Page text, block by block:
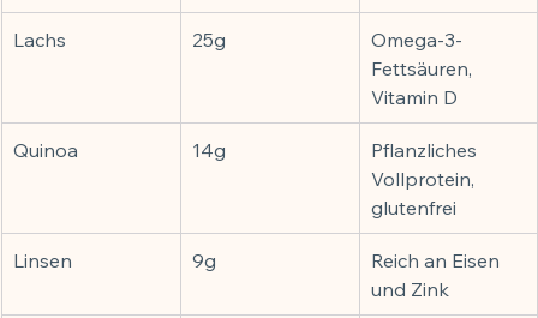
Lachs 25g
Omega-3-
Fettsäuren,
Vitamin D
Quinoa 14g
Pflanzliches
Vollprotein,
glutenfrei
Linsen 9g
Reich an Eisen
und Zink